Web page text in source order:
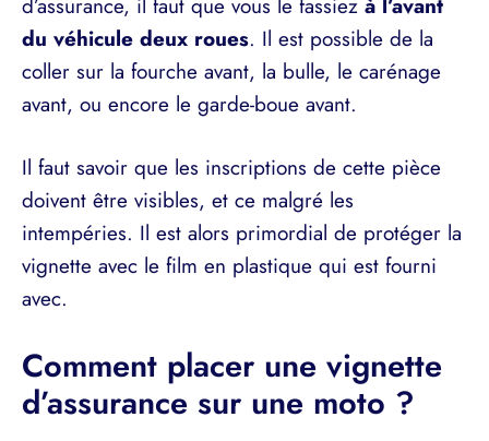
d’assurance, il faut que vous le fassiez à l’avant
du véhicule deux roues. Il est possible de la
coller sur la fourche avant, la bulle, le carénage
avant, ou encore le garde-boue avant.
Il faut savoir que les inscriptions de cette pièce
doivent être visibles, et ce malgré les
intempéries. Il est alors primordial de protéger la
vignette avec le film en plastique qui est fourni
avec.
Comment placer une vignette
d’assurance sur une moto ?